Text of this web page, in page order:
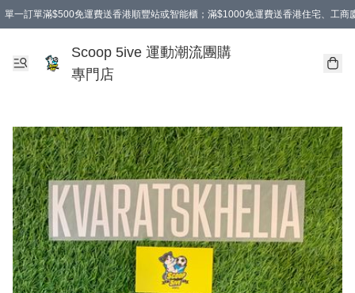
單一訂單滿$500免運費送香港順豐站或智能櫃；滿$1000免運費送香港住宅、工商
Scoop 5ive 運動潮流團購
專門店